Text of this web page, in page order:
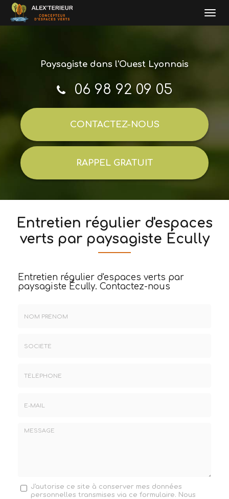
Paysagiste dans l'Ouest Lyonnais
06 98 92 09 05
CONTACTEZ-NOUS
RAPPEL GRATUIT
Entretien régulier d'espaces
verts par paysagiste Écully
Entretien régulier d'espaces verts par
paysagiste Écully. Contactez-nous
Message
J'autorise ce site à conserver mes données
personnelles transmises via ce formulaire. Nous